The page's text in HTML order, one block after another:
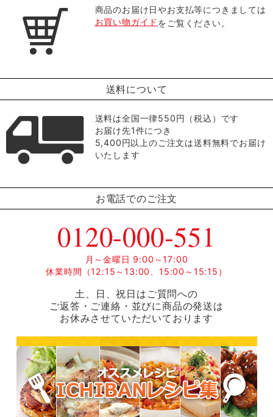
商品のお届け日やお支払等につきましては
お買い物ガイド をご覧ください。
送料について
送料は全国一律550円（税込）です
お届け先1件につき
5,400円以上のご注文は送料無料でお届け
いたします
お電話でのご注文
0120-000-551
月～金曜日 9:00～17:00
休業時間（12:15～13:00、15:00～15:15）
土、日、祝日はご質問への
ご返答・ご連絡・並びに商品の発送は
お休みさせていただいております